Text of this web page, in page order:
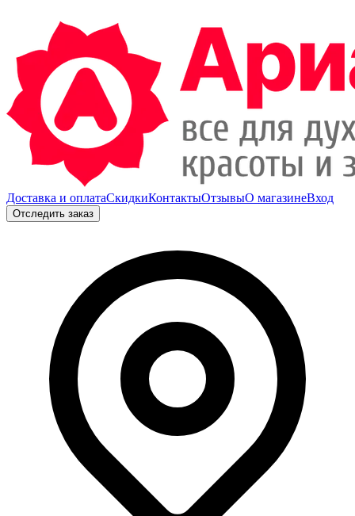
Доставка и оплатаСкидкиКонтактыОтзывыО магазинеВход
Отследить заказ